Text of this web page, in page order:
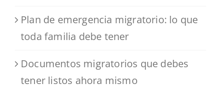
Plan de emergencia migratorio: lo que
toda familia debe tener
Documentos migratorios que debes
tener listos ahora mismo